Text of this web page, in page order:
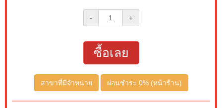
- +
ซื้อเลย
สาขาที่มีจำหน่าย ผ่อนชำระ 0% (หน้าร้าน)